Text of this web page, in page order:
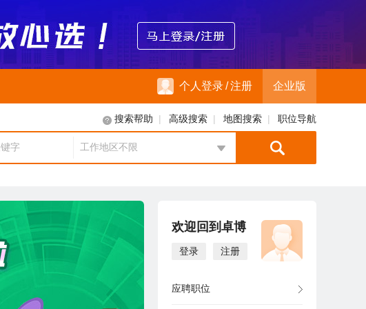
个人登录/注册 企业版
搜索帮助 | 高级搜索 | 地图搜索 | 职位导航
字 工作地区不限
欢迎回到卓博
登录 注册
应聘职位